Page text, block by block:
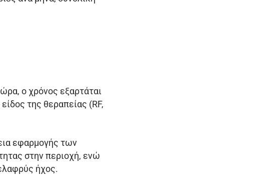
ο χρόνος εξαρτάται
της θεραπείας (RF,
εφαρμογής των
στην περιοχή, ενώ
ήχος.